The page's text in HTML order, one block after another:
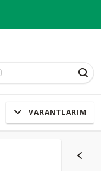
VARANTLARIM
EUR/